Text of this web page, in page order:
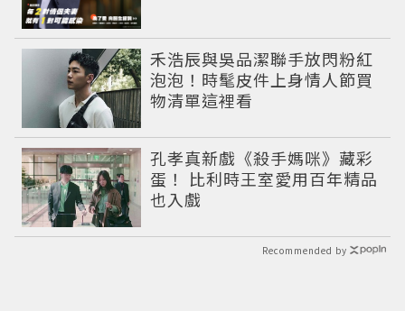
禾浩辰與吳品潔聯手放閃粉紅
泡泡！時髦皮件上身情人節買
物清單這裡看
孔孝真新戲《殺手媽咪》藏彩
蛋！ 比利時王室愛用百年精品
也入戲
Recommended by